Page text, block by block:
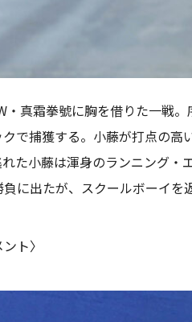
・真霜拳號に胸を借りた一戦
で捕獲する。小藤が打点の
た小藤は渾身のランニング
に出たが、スクールボーイ
ト〉